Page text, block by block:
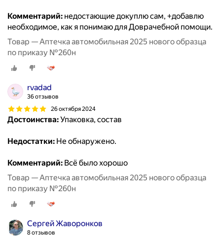
Комментарий: недостающие докуплю сам, +добавлю
необходимое, как я понимаю для Доврачебной помощи.
Товар — Аптечка автомобильная 2025 нового образца
по приказу №260н
rvadad
36 отзывов
26 октября 2024
Достоинства:Упаковка, состав
Недостатки: Не обнаружено.
Комментарий: Всё было хорошо
Товар — Аптечка автомобильная 2025 нового образца
по приказу №260н
Сергей Жаворонков
8 отзывов